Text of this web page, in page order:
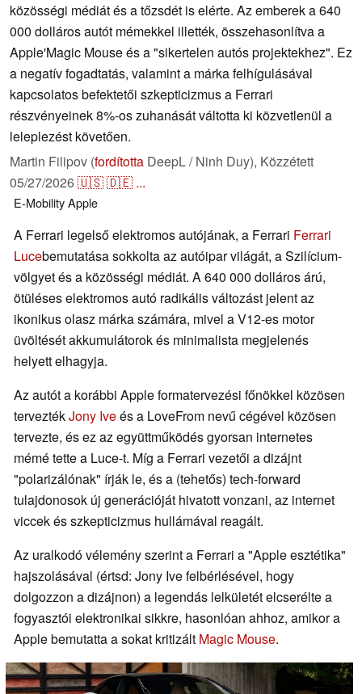
közösségi médiát és a tőzsdét is elérte. Az emberek a 640
000 dolláros autót mémekkel illették, összehasonlítva a
Apple'Magic Mouse és a "sikertelen autós projektekhez". Ez
a negatív fogadtatás, valamint a márka felhígulásával
kapcsolatos befektetői szkepticizmus a Ferrari
részvényeinek 8%-os zuhanását váltotta ki közvetlenül a
leleplezést követően.
Martin Filipov (fordította DeepL / Ninh Duy), Közzétett
05/27/2026🇺🇸🇩🇪 ...
E-MobilityApple
A Ferrari legelső elektromos autójának, a Ferrari Ferrari
Lucebemutatása sokkolta az autóipar világát, a Szilícium-
völgyet és a közösségi médiát. A 640 000 dolláros árú,
ötüléses elektromos autó radikális változást jelent az
ikonikus olasz márka számára, mivel a V12-es motor
üvöltését akkumulátorok és minimalista megjelenés
helyett elhagyja.
Az autót a korábbi Apple formatervezési főnökkel közösen
terveztékJony Iveés a LoveFrom nevű cégével közösen
tervezte, és ez az együttműködés gyorsan internetes
mémé tette a Luce-t. Míg a Ferrari vezetői a dizájnt
"polarizálónak" írják le, és a (tehetős) tech-forward
tulajdonosok új generációját hivatott vonzani, az internet
viccek és szkepticizmus hullámával reagált.
Az uralkodó vélemény szerint a Ferrari a "Apple esztétika"
hajszolásával (értsd: Jony Ive felbérlésével, hogy
dolgozzon a dizájnon) a legendás lelkületét elcserélte a
fogyasztói elektronikai sikkre, hasonlóan ahhoz, amikor a
Apple bemutatta a sokat kritizált Magic Mouse.